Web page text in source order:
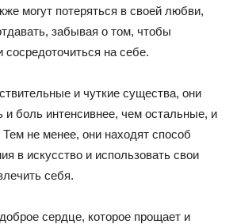
могут потеряться в своей любви,
забывая о том, чтобы
на себе.
и чуткие существа, они
и боль интенсивнее, чем остальные, и
Тем не менее, они находят способ
в искусство и использовать свои
себя.
сердце, которое прощает и